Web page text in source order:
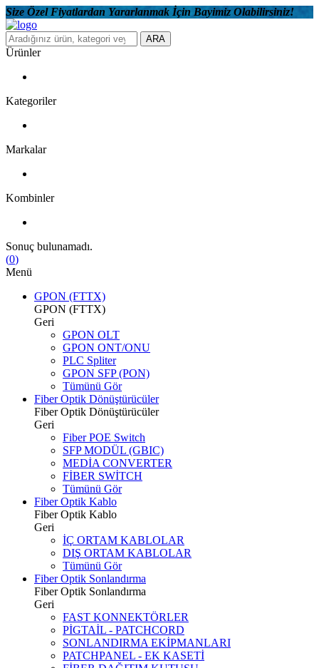
Size Özel Fiyatlardan Yararlanmak İçin Bayimiz Olabilirsiniz!
ARA
Ürünler
Kategoriler
Markalar
Kombinler
Sonuç bulunamadı.
(0)
Menü
GPON (FTTX)
GPON (FTTX)
Geri
GPON OLT
GPON ONT/ONU
PLC Spliter
GPON SFP (PON)
Tümünü Gör
Fiber Optik Dönüştürücüler
Fiber Optik Dönüştürücüler
Geri
Fiber POE Switch
SFP MODÜL (GBIC)
MEDİA CONVERTER
FİBER SWİTCH
Tümünü Gör
Fiber Optik Kablo
Fiber Optik Kablo
Geri
İÇ ORTAM KABLOLAR
DIŞ ORTAM KABLOLAR
Tümünü Gör
Fiber Optik Sonlandırma
Fiber Optik Sonlandırma
Geri
FAST KONNEKTÖRLER
PİGTAİL - PATCHCORD
SONLANDIRMA EKİPMANLARI
PATCHPANEL - EK KASETİ